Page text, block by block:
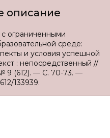
описание
ограниченными
среде:
и условия успешной
: непосредственный //
9 (612). — С. 70-73. —
133939.